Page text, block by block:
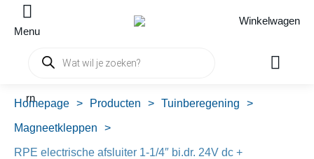
Menu
Winkelwagen
Producten
zoeken
rn
Homepage > Producten > Tuinberegening >
Magneetkleppen >
RPE electrische afsluiter 1-1/4″ bi.dr. 24V dc +